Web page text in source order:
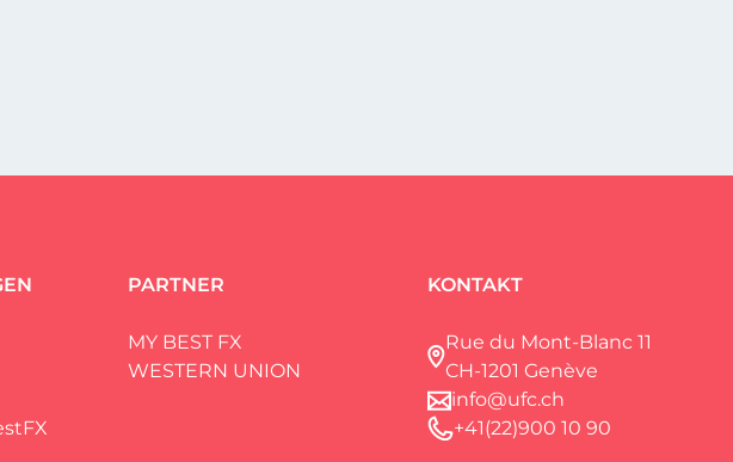
PARTNER
MY BEST FX
WESTERN UNION
KONTAKT
Rue du Mont-Blanc 11
CH-1201 Genève
info@ufc.ch
+41(22)900 10 90